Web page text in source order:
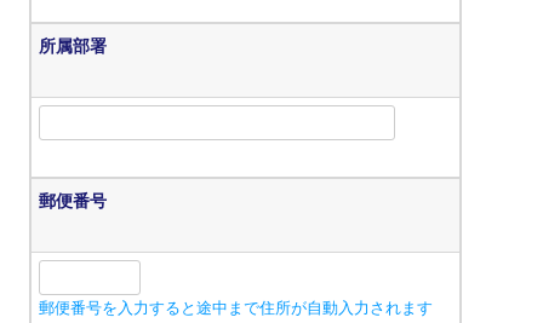
所属部署
郵便番号
郵便番号を入力すると途中まで住所が自動入力されます